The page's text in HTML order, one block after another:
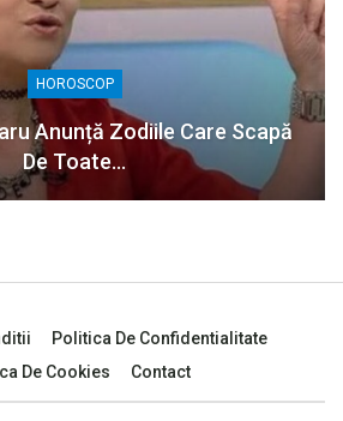
HOROSCOP
Anunță Zodiile Care Scapă
De Toate…
Politica De Confidentialitate
De Cookies
Contact